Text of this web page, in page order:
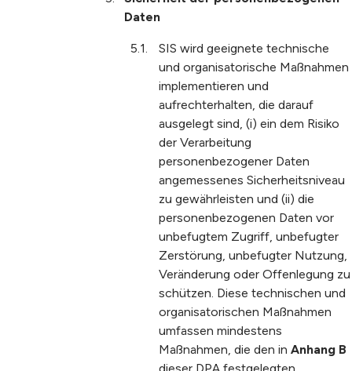
Daten
SIS wird geeignete technische
und organisatorische Maßnahmen
implementieren und
aufrechterhalten, die darauf
ausgelegt sind, (i) ein dem Risiko
der Verarbeitung
personenbezogener Daten
angemessenes Sicherheitsniveau
zu gewährleisten und (ii) die
personenbezogenen Daten vor
unbefugtem Zugriff, unbefugter
Zerstörung, unbefugter Nutzung,
Veränderung oder Offenlegung zu
schützen. Diese technischen und
organisatorischen Maßnahmen
umfassen mindestens
Maßnahmen, die den inAnhang B